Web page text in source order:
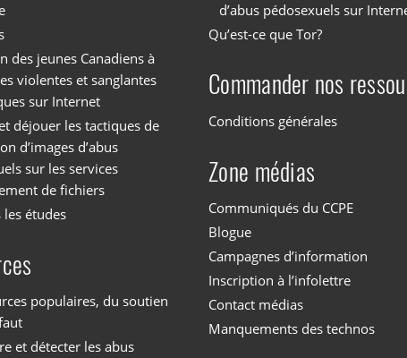
des jeunes Canadiens à
violentes et sanglantes
sur Internet
déjouer les tactiques de
d’images d’abus
sur les services
de fichiers
études
populaires, du soutien
et détecter les abus
d’abus pédosexuels sur
Qu’est-ce que Tor?
Commander nos
Conditions générales
Zone médias
Communiqués du CCPE
Blogue
Campagnes d’information
Inscription à l’infolettre
Contact médias
Manquements des technos